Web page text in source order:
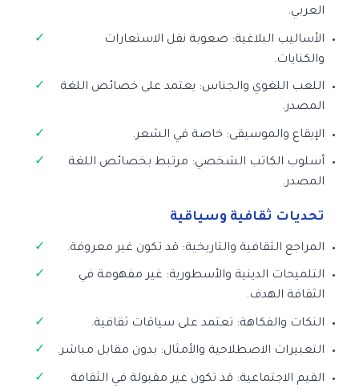
العربي.
الأساليب البلاغية: صعوبة نقل الاستعارات
والكنايات.
اللعب اللغوي والجناس: يعتمد على خصائص اللغة
المصدر.
الإيقاع والموسيقى: خاصة في الشعر.
أسلوب الكاتب الشخصي: مرتبط بخصائص اللغة
المصدر.
تحديات ثقافية وسياقية
المراجع الثقافية والتاريخية: قد تكون غير معروفة.
التلميحات الدينية والأسطورية: غير مفهومة في
الثقافة الهدف.
النكات والفكاهة: تعتمد على سياقات ثقافية.
التعبيرات الاصطلاحية والأمثال: بدون مقابل مباشر.
القيم الاجتماعية: قد تكون غير مقبولة في الثقافة